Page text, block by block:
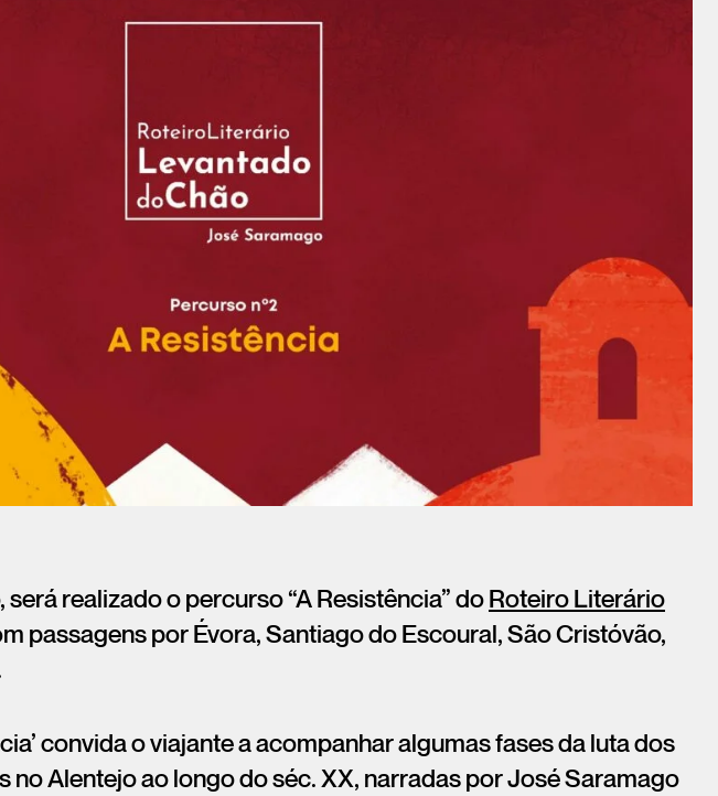
realizado o percurso “A Resistência” do Roteiro Literário
passagens por Évora, Santiago do Escoural, São Cristóvão,
convida o viajante a acompanhar algumas fases da luta dos
no Alentejo ao longo do séc. XX, narradas por José Saramago